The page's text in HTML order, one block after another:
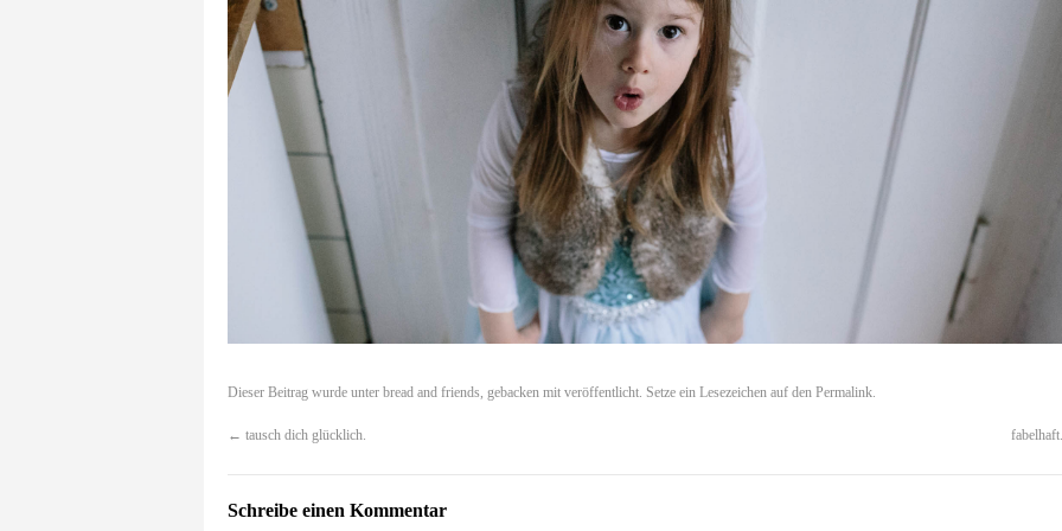
Dieser Beitrag wurde unter bread and friends, gebacken mit veröffentlicht. Setze ein Lesezeichen auf den Permalink.
← tausch dich glücklich.
Schreibe einen Kommentar